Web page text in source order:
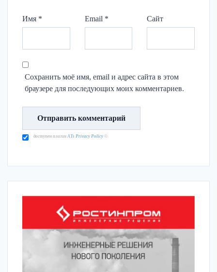
Имя * Email * Сайт
Сохранить моё имя, email и адрес сайта в этом
браузере для последующих моих комментариев.
доступен плагин ATs Privacy Policy ©